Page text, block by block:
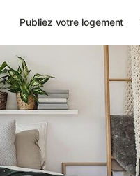
Publiez votre logement